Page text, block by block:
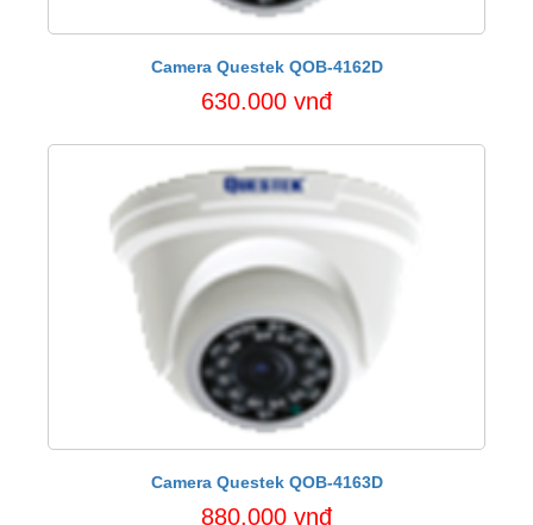
Camera Questek QOB-4162D
630.000 vnđ
Camera Questek QOB-4163D
880.000 vnđ